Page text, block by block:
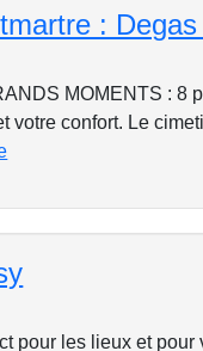
:
MOMENTS : 8
votre confort. Le
pour les lieux et pour